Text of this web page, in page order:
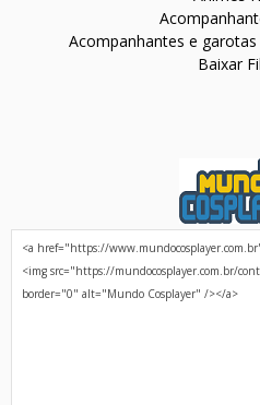
Acompanhantes e
Baixar